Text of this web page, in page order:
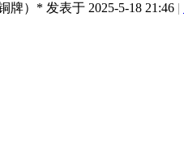
牌） * 发表于 2025-5-18 21:46 |